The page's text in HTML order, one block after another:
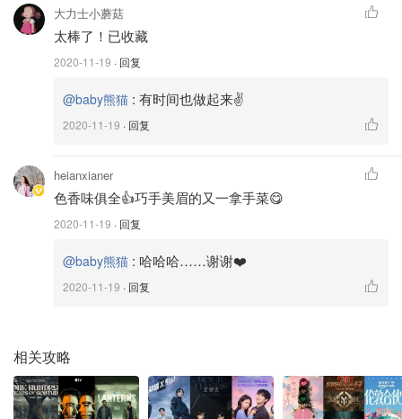
在腌制白菜的时间，我们可以准备其他事情，中间有些地方
时候问我！
在锅里放入3cup的水和半cup的糯米粉加热，要一直搅拌以
免有颗粒和粘锅，加热到有点稠的时候加入1/4cup的糖继续
搅拌到糖全部化了就可以了，倒到碗里放凉备用！
这时候可以把胡萝卜和白萝卜，葱这些切丝备用！
大力士小蘑菇
太棒了！已收藏
2020-11-19 · 回复
@baby熊猫 : 有时间也做起来✌️
2020-11-19 · 回复
heianxianer
色香味俱全👍巧手美眉的又一拿手菜😋
2020-11-19 · 回复
@baby熊猫 : 哈哈哈……谢谢❤️
2020-11-19 · 回复
相关攻略